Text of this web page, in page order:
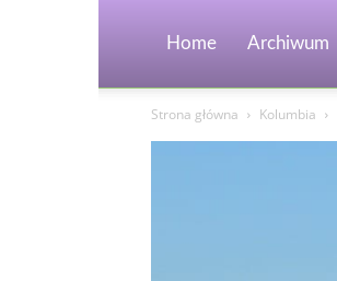
Home Archiwum
Strona główna Kolumbia